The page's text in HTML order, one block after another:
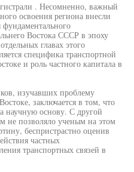
. Несомненно, важный
освоения региона внесли
Востока СССР в эпоху
главах этого
специфика транспортной
и роль частного капитала в
изучавших проблему
заключается в том, что
научную основу. С другой
не позволяло ученым на этом
беспристрастно оценив
частных
транспортных связей в